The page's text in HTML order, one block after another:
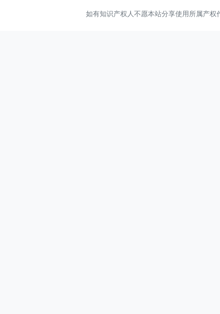
如有知识产权人不愿本站分享使用所属产